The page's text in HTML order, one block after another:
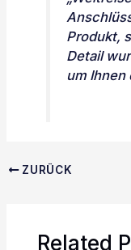
Produkt,
Detail
um Ihnen
ZURÜCK
Related